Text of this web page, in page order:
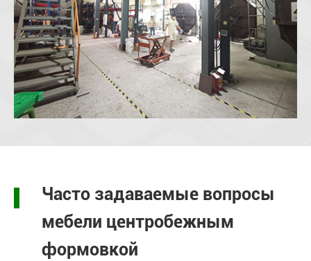
Часто задаваемые вопросы
мебели центробежным
формовкой